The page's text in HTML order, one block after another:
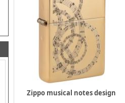
Zippo musical notes design